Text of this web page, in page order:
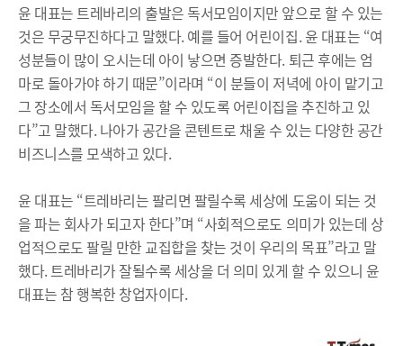
윤 대표는 트레바리의 출발은 독서모임이지만 앞으로 할 수 있는
것은 무궁무진하다고 말했다. 예를 들어 어린이집. 윤 대표는 “여
성분들이 많이 오시는데 아이 낳으면 증발한다. 퇴근 후에는 엄
마로 돌아가야 하기 때문”이라며 “이 분들이 저녁에 아이 맡기고
그 장소에서 독서모임을 할 수 있도록 어린이집을 추진하고 있
다”고 말했다. 나아가 공간을 콘텐트로 채울 수 있는 다양한 공간
비즈니스를 모색하고 있다.
윤 대표는 “트레바리는 팔리면 팔릴수록 세상에 도움이 되는 것
을 파는 회사가 되고자 한다”며 “사회적으로도 의미가 있는데 상
업적으로도 팔릴 만한 교집합을 찾는 것이 우리의 목표”라고 말
했다. 트레바리가 잘될수록 세상을 더 의미 있게 할 수 있으니 윤
대표는 참 행복한 창업자이다.